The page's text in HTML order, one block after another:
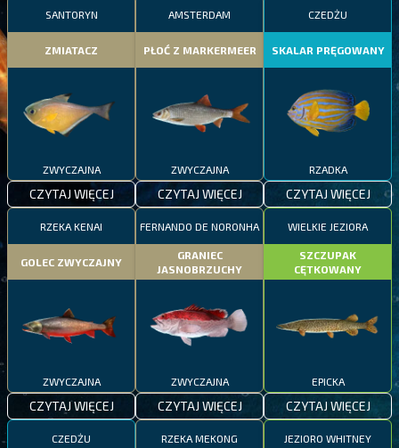
SANTORYN
ZMIATACZ
ZWYCZAJNA
CZYTAJ WIĘCEJ
AMSTERDAM
PŁOĆ Z MARKERMEER
ZWYCZAJNA
CZYTAJ WIĘCEJ
CZEDŻU
SKALAR PRĘGOWANY
RZADKA
CZYTAJ WIĘCEJ
RZEKA KENAI
GOLEC ZWYCZAJNY
ZWYCZAJNA
CZYTAJ WIĘCEJ
FERNANDO DE NORONHA
GRANIEC
JASNOBRZUCHY
ZWYCZAJNA
CZYTAJ WIĘCEJ
WIELKIE JEZIORA
SZCZUPAK
CĘTKOWANY
EPICKA
CZYTAJ WIĘCEJ
CZEDŻU RZEKA MEKONG JEZIORO WHITNEY